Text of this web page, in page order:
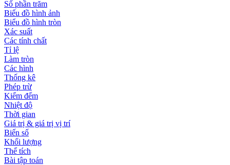
Số phần trăm
Biểu đồ hình ảnh
Biểu đồ hình tròn
Xác suất
Các tính chất
Tỉ lệ
Làm tròn
Các hình
Thống kê
Phép trừ
Kiểm đếm
Nhiệt độ
Thời gian
Giá trị & giá trị vị trí
Biến số
Khối lượng
Thể tích
Bài tập toán